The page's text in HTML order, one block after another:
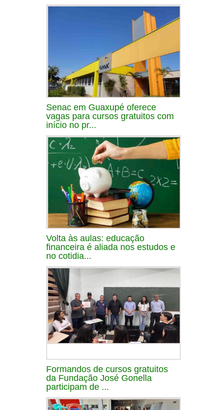
Senac em Guaxupé oferece
vagas para cursos gratuitos com
início no pr...
Volta às aulas: educação
financeira é aliada nos estudos e
no cotidia...
Formandos de cursos gratuitos
da Fundação José Gonella
participam de ...